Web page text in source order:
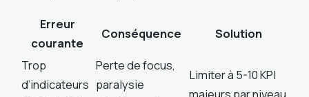
Erreur
courante
Conséquence
Solution
Trop
d’indicateurs
Perte de focus,
paralysie
Limiter à 5-10 KPI
majeurs par niveau